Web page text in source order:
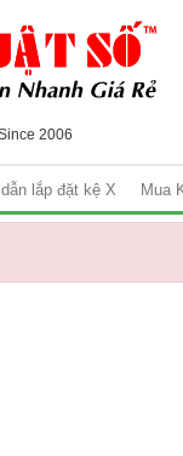
2006
lắp đặt kệ X Mua